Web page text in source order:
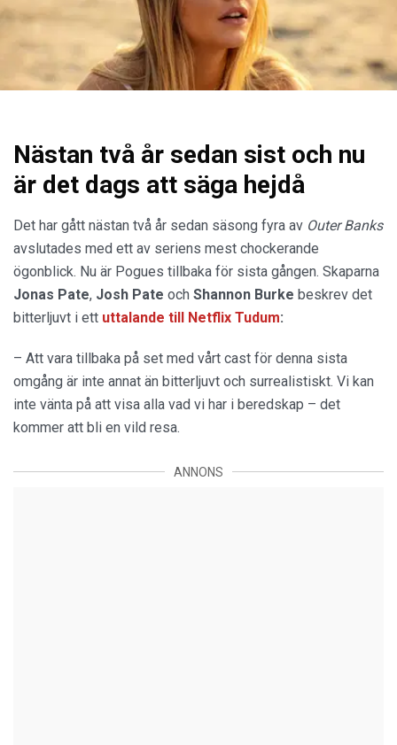
Nästan två år sedan sist och nu
är det dags att säga hejdå
Det har gått nästan två år sedan säsong fyra av Outer Banks
avslutades med ett av seriens mest chockerande
ögonblick. Nu är Pogues tillbaka för sista gången. Skaparna
Jonas Pate, Josh Pate och Shannon Burke beskrev det
bitterljuvt i ett uttalande till Netflix Tudum:
– Att vara tillbaka på set med vårt cast för denna sista
omgång är inte annat än bitterljuvt och surrealistiskt. Vi kan
inte vänta på att visa alla vad vi har i beredskap – det
kommer att bli en vild resa.
ANNONS